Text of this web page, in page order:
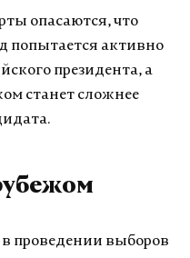
опасаются, что
попытается активно
президента, а
станет сложнее
проведении выборов